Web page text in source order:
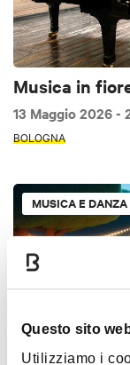
Questo sito
Utilizziamo i
Musica in
13 Maggio 2026-
BOLOGNA
MUSICA E DANZA